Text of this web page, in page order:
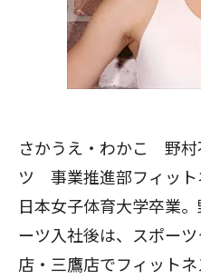
さかうえ・わかこ 野村
ツ 事業推進部フィット
日本女子体育大学卒業
ーツ入社後は、
スポー
店・三鷹店でフィット